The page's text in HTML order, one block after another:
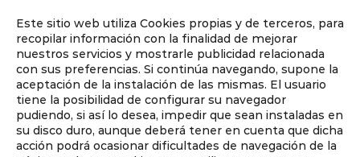
Este sitio web utiliza Cookies propias y de terceros, para
recopilar información con la finalidad de mejorar
nuestros servicios y mostrarle publicidad relacionada
con sus preferencias. Si continúa navegando, supone la
aceptación de la instalación de las mismas. El usuario
tiene la posibilidad de configurar su navegador
pudiendo, si así lo desea, impedir que sean instaladas en
su disco duro, aunque deberá tener en cuenta que dicha
acción podrá ocasionar dificultades de navegación de la
Auditado por
ABM Junio Mundial 26
Nº 368 Mayo 2026